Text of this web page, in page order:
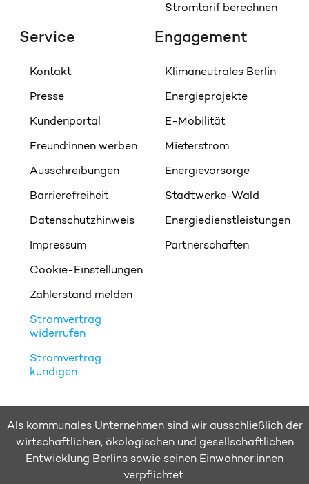
Stromtarif berechnen
Service
Kontakt
Presse
Kundenportal
Freund:innen werben
Ausschreibungen
Barrierefreiheit
Datenschutzhinweis
Impressum
Cookie-Einstellungen
Zählerstand melden
Stromvertrag
widerrufen
Stromvertrag
kündigen
Engagement
Klimaneutrales Berlin
Energieprojekte
E-Mobilität
Mieterstrom
Energievorsorge
Stadtwerke-Wald
Energiedienstleistungen
Partnerschaften
Als kommunales Unternehmen sind wir ausschließlich der
wirtschaftlichen, ökologischen und gesellschaftlichen
Entwicklung Berlins sowie seinen Einwohner:innen
verpflichtet.